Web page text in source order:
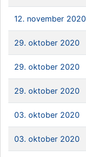
12. november 2020
29. oktober 2020
29. oktober 2020
29. oktober 2020
03. oktober 2020
03. oktober 2020